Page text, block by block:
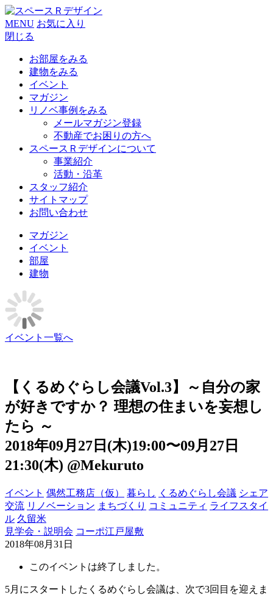
MENU お気に入り
閉じる
お部屋をみる
建物をみる
イベント
マガジン
リノベ事例をみる
メールマガジン登録
不動産でお困りの方へ
スペースＲデザインについて
事業紹介
活動・沿革
スタッフ紹介
サイトマップ
お問い合わせ
マガジン
イベント
部屋
建物
イベント一覧へ
【くるめぐらし会議Vol.3】～自分の家
が好きですか？ 理想の住まいを妄想し
たら ～
2018年09月27日(木)19:00〜09月27日
21:30(木) @Mekuruto
イベント 偶然工務店（仮） 暮らし くるめぐらし会議 シェア
交流 リノベーション まちづくり コミュニティ ライフスタイ
ル 久留米
見学会・説明会 コーポ江戸屋敷
2018年08月31日
このイベントは終了しました。
5月にスタートしたくるめぐらし会議は、次で3回目を迎えま